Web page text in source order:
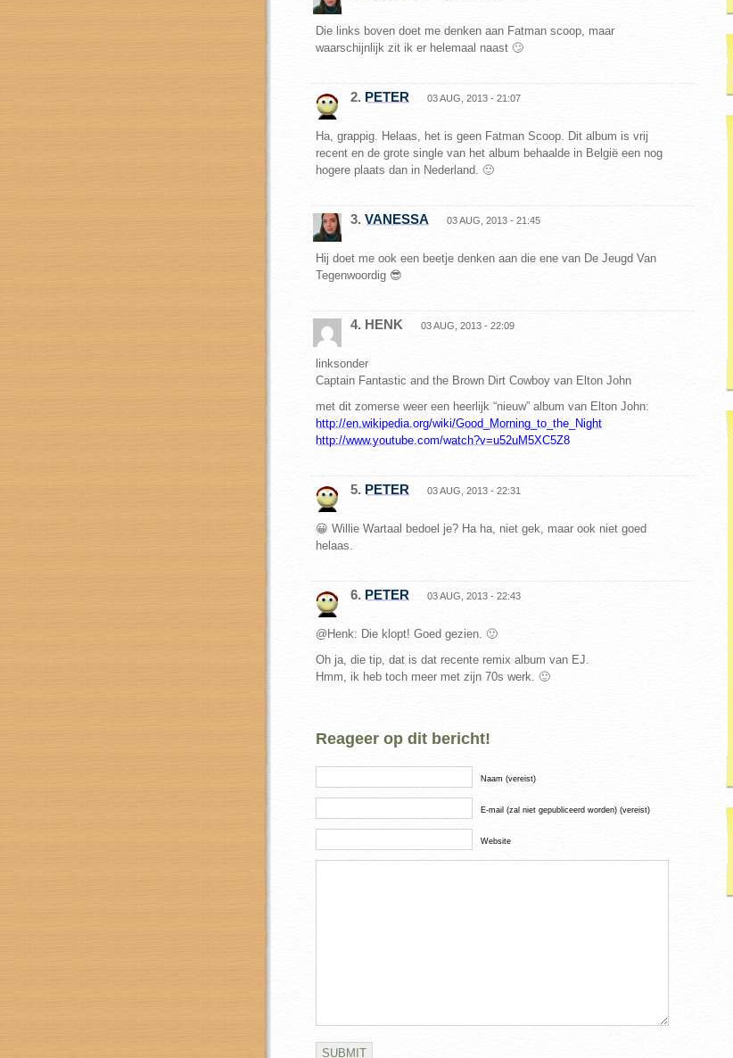
Die links boven doet me denken aan Fatman scoop, maar
waarschijnlijk zit ik er helemaal naast 🙄
2. PETER 03 AUG, 2013 - 21:07
Ha, grappig. Helaas, het is geen Fatman Scoop. Dit album is vrij
recent en de grote single van het album behaalde in België een nog
hogere plaats dan in Nederland. 🙂
3. VANESSA 03 AUG, 2013 - 21:45
Hij doet me ook een beetje denken aan die ene van De Jeugd Van
Tegenwoordig 😎
4. HENK 03 AUG, 2013 - 22:09
linksonder
Captain Fantastic and the Brown Dirt Cowboy van Elton John
met dit zomerse weer een heerlijk “nieuw” album van Elton John:
http://en.wikipedia.org/wiki/Good_Morning_to_the_Night
http://www.youtube.com/watch?v=u52uM5XC5Z8
5. PETER 03 AUG, 2013 - 22:31
😀 Willie Wartaal bedoel je? Ha ha, niet gek, maar ook niet goed
helaas.
6. PETER 03 AUG, 2013 - 22:43
@Henk: Die klopt! Goed gezien. 🙂
Oh ja, die tip, dat is dat recente remix album van EJ.
Hmm, ik heb toch meer met zijn 70s werk. 🙂
Reageer op dit bericht!
Naam (vereist)
E-mail (zal niet gepubliceerd worden) (vereist)
Website